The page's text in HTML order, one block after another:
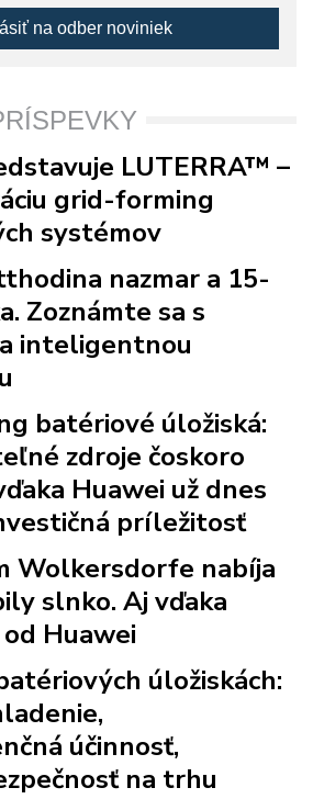
na odber noviniek
LUTERRA™ –
grid-forming
systémov
nazmar a 15-
Zoznámte sa s
inteligentnou
batériové úložiská:
zdroje čoskoro
Huawei už dnes
príležitosť
Wolkersdorfe nabíja
slnko. Aj vďaka
Huawei
úložiskách:
účinnosť,
na trhu